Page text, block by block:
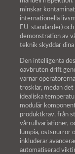
minskar
internationella
EU-standarder)
demonstration av
teknik skyddar
Den intelligenta
oavbruten drift
varnar
trösklar, medan
idealiska
modulär
produktkrav, från
vårrullvariationer,
lumpia, ostsnurror
inkluderar
automatiserad